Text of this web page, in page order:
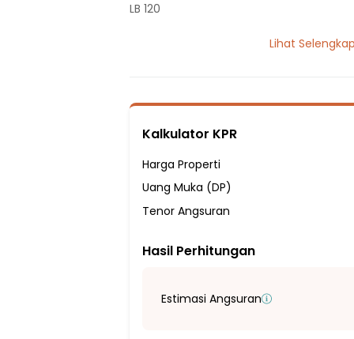
LB 120
Hadap Barat
Fasilitas Sekitar Hunian:
15 Menit ke SDN Sepanjang Jaya III
31 Menit ke SD Negeri Harapan Baru III
19 Menit ke SMA Negeri 3 Bekasi
25 Menit ke SMA Negeri 16 Kota Bekasi
Lihat
Kalkulator KPR
Harga Properti
Uang Muka (DP)
Tenor Angsuran
Hasil Perhitungan
Estimasi Angsuran